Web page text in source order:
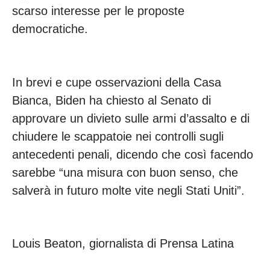
scarso interesse per le proposte
democratiche.
In brevi e cupe osservazioni della Casa
Bianca, Biden ha chiesto al Senato di
approvare un divieto sulle armi d’assalto e di
chiudere le scappatoie nei controlli sugli
antecedenti penali, dicendo che così facendo
sarebbe “una misura con buon senso, che
salverà in futuro molte vite negli Stati Uniti”.
Louis Beaton, giornalista di Prensa Latina